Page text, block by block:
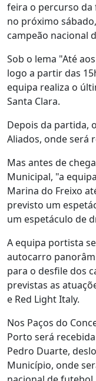
feira o percurso da
no próximo
campeão nacional
Sob o lema "Até
logo a partir das
equipa realiza o
Santa Clara.
Depois da partida,
Aliados, onde será
Mas antes de
Municipal, "a
Marina do Freixo
previsto um
um espetáculo de
A equipa portista
autocarro
para o desfile dos
previstas as
e Red Light Italy.
Nos Paços do
Porto será
Pedro Duarte,
Município, onde